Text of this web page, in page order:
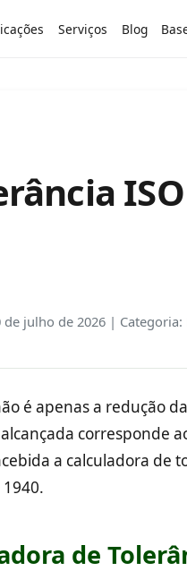
Serviços Blog
de julho de 2026 |
é apenas a redução
corresponde
a calculadora de
de